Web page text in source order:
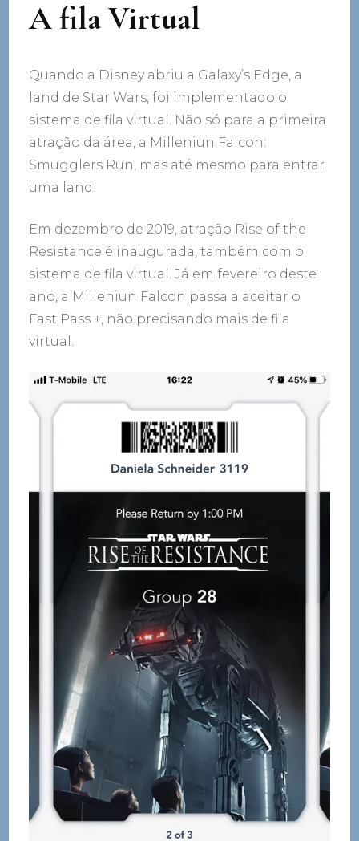
A fila Virtual
Quando a Disney abriu a Galaxy’s Edge, a
land de Star Wars, foi implementado o
sistema de fila virtual. Não só para a primeira
atração da área, a Milleniun Falcon:
Smugglers Run, mas até mesmo para entrar
uma land!
Em dezembro de 2019, atração Rise of the
Resistance é inaugurada, também com o
sistema de fila virtual. Já em fevereiro deste
ano, a Milleniun Falcon passa a aceitar o
Fast Pass +, não precisando mais de fila
virtual.